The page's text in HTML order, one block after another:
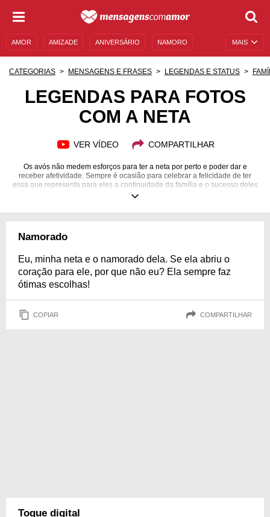
MAIS
AMOR AMIZADE ANIVERSÁRIO NAMORO
MENSAGENS E FRASES MENSAGENS DE ANIVERSÁRIO
CATEGORIAS MENSAGENS E FRASES LEGENDAS E STATUS
LEGENDAS PARA FOTOS
COM A NETA
VER VÍDEO COMPARTILHAR
Os avós não medem esforços para ter a neta por perto e poder dar e
receber afetividade. Sempre é ocasião para celebrar a felicidade de ter
essa que representa para eles a continuidade da família e o sucesso deles
como pais que foram. Além disso, os avós costumam mimar a neta e
são ideais. Usufrua daquelas que te emocionam e deixe todos saberem
orgulho.
Namorado
Eu, minha neta e o namorado dela. Se ela abriu o
coração para ele, por que não eu? Ela sempre faz
ótimas escolhas!
COPIAR COMPARTILHAR
Toque digital